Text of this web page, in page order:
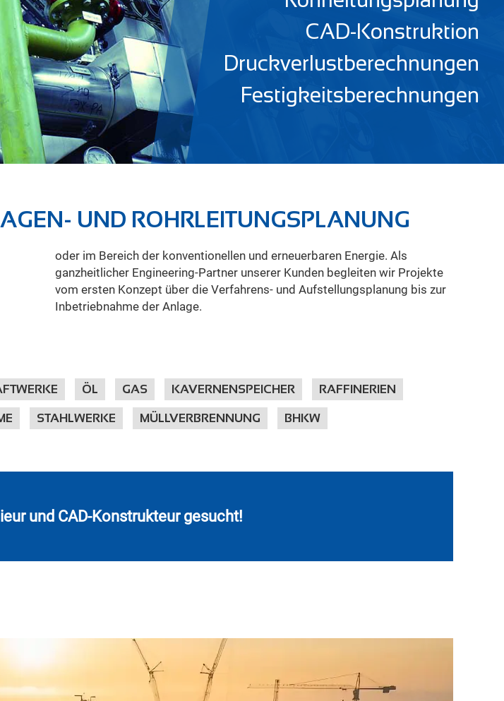
CAD-Konstruktion
Druckverlustberechnungen
Festigkeitsberechnungen
UND ROHRLEITUNGSPLANUNG
Inbetriebnahme der Anlage.
ÖL GAS KAVERNENSPEICHER RAFFINERIEN
STAHLWERKE MÜLLVERBRENNUNG BHKW
und CAD-Konstrukteur gesucht!